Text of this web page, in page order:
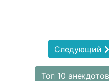
Следующий
Топ 10 анекдотов